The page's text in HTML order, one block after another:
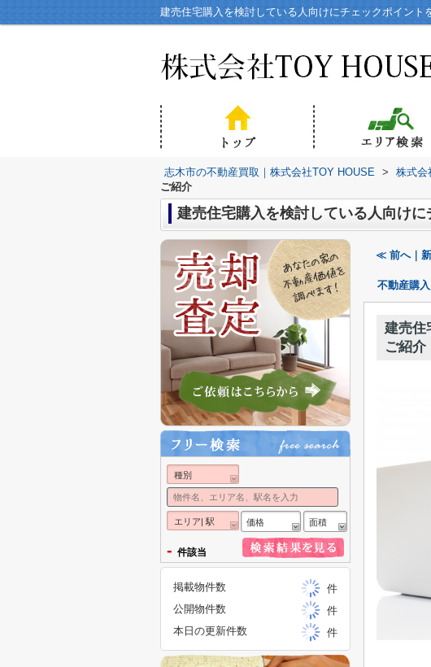
建売住宅購入を検討している人向けにチェックポイン
志木市の不動産買取｜株式会社TOY HOUSE > 株式会
ご紹介
建売住宅購入を検討している人向け
≪ 前へ｜新
不動産購
建売住
ご紹介
種別
エリア| 駅 価格 面積
- 件該当
掲載物件数
件
公開物件数
件
本日の更新件数
件